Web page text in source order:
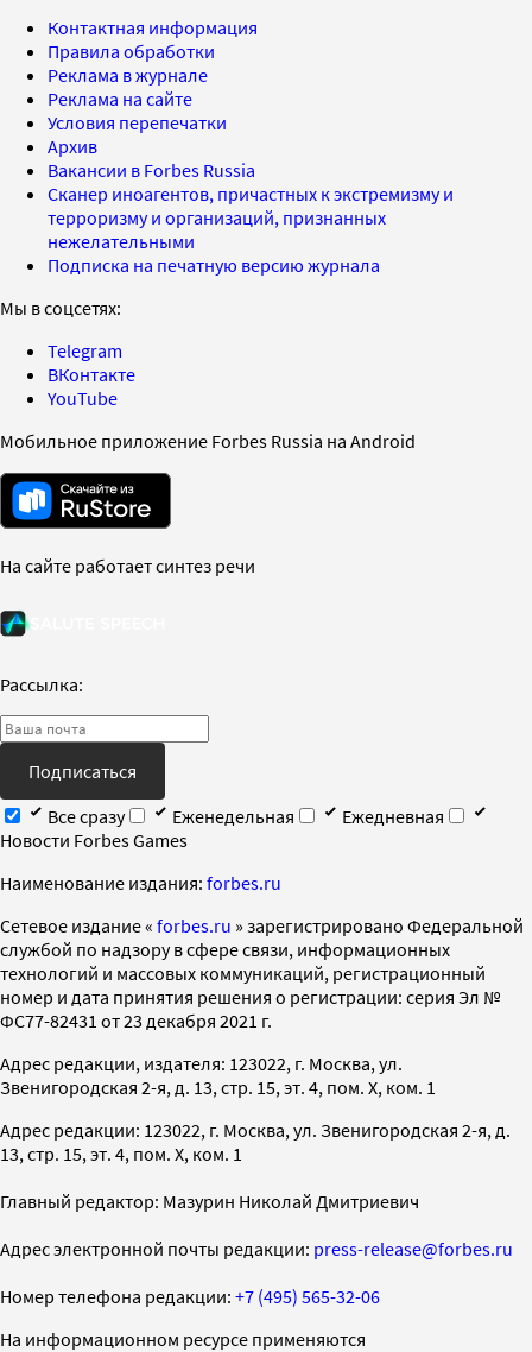
Контактная информация
Правила обработки
Реклама в журнале
Реклама на сайте
Условия перепечатки
Архив
Вакансии в Forbes Russia
Сканер иноагентов, причастных к экстремизму и
терроризму и организаций, признанных
нежелательными
Подписка на печатную версию журнала
Мы в соцсетях:
Telegram
ВКонтакте
YouTube
Мобильное приложение Forbes Russia на Android
На сайте работает синтез речи
Рассылка:
Подписаться
Все сразу
Еженедельная
Ежедневная
Новости Forbes Games
Наименование издания: forbes.ru
Cетевое издание « forbes.ru » зарегистрировано Федеральной
службой по надзору в сфере связи, информационных
технологий и массовых коммуникаций, регистрационный
номер и дата принятия решения о регистрации: серия Эл №
ФС77-82431 от 23 декабря 2021 г.
Адрес редакции, издателя: 123022, г. Москва, ул.
Звенигородская 2-я, д. 13, стр. 15, эт. 4, пом. X, ком. 1
Адрес редакции: 123022, г. Москва, ул. Звенигородская 2-я, д.
13, стр. 15, эт. 4, пом. X, ком. 1
Главный редактор: Мазурин Николай Дмитриевич
Адрес электронной почты редакции: press-release@forbes.ru
Номер телефона редакции: +7 (495) 565-32-06
На информационном ресурсе применяются